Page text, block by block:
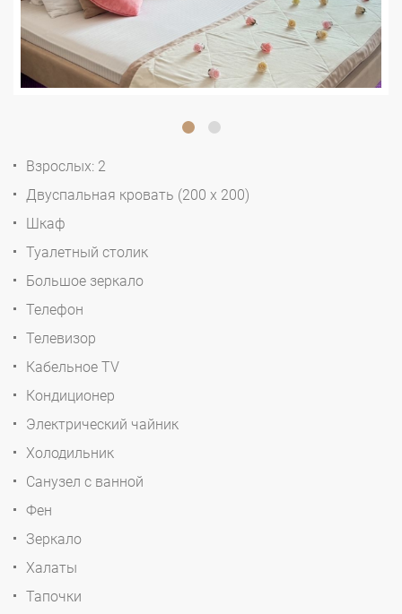
Взрослых: 2
Двуспальная кровать (200 x 200)
Шкаф
Туалетный столик
Большое зеркало
Телефон
Телевизор
Кабельное TV
Кондиционер
Электрический чайник
Холодильник
Санузел с ванной
Фен
Зеркало
Халаты
Тапочки